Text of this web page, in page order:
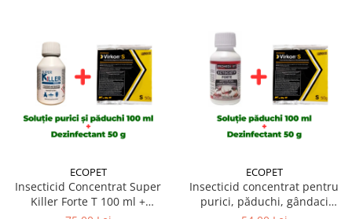
ECOPET
Insecticid Concentrat Super
Killer Forte T 100 ml +
ECOPET
Insecticid concentrat pentru
purici, păduchi, gândaci